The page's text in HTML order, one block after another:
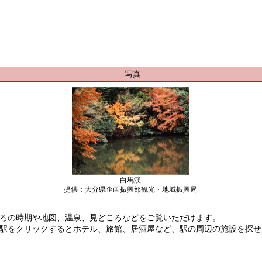
写真
白馬渓
提供：大分県企画振興部観光・地域振興局
の時期や地図、温泉、見どころなどをご覧いただけます。
をクリックするとホテル、旅館、居酒屋など、駅の周辺の施設を探